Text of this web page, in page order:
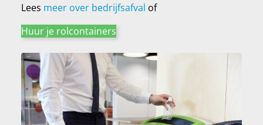
Lees meer over bedrijfsafval of
Huur je rolcontainers